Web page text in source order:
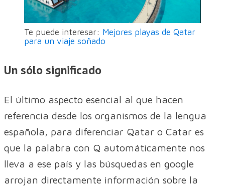
Te puede interesar: Mejores playas de Qatar
para un viaje soñado
Un sólo significado
El último aspecto esencial al que hacen
referencia desde los organismos de la lengua
española, para diferenciar Qatar o Catar es
que la palabra con Q automáticamente nos
lleva a ese país y las búsquedas en google
arrojan directamente información sobre la